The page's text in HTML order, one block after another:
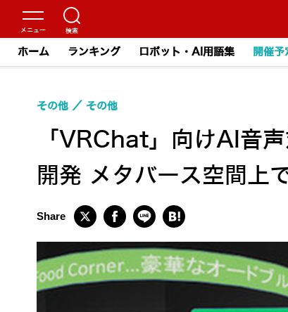
ホーム ランキング ロボット・AI用語集 開催
「VRChat」向けAI音
開発 メタバース空間上
その他 その他